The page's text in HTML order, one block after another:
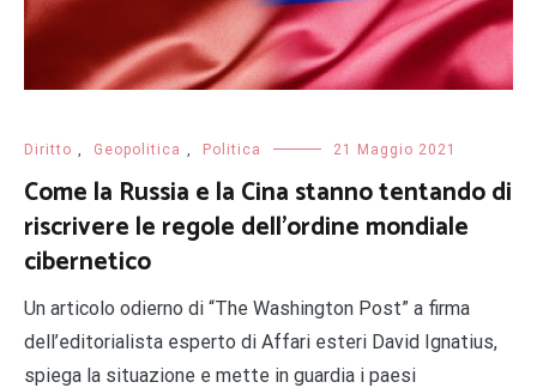
Diritto Geopolitica Politica 21 Maggio 2021
Come la Russia e la Cina stanno tentando di
riscrivere le regole dell’ordine mondiale
cibernetico
Un articolo odierno di “The Washington Post” a firma
dell’editorialista esperto di Affari esteri David Ignatius,
spiega la situazione e mette in guardia i paesi